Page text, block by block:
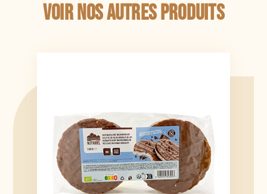
Voir nos autres produits